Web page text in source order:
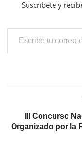
Organizado por la
Francisco